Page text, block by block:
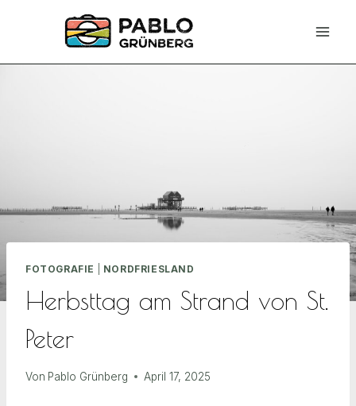
FOTOGRAFIE NORDFRIESLAND
Herbsttag am Strand von St.
Peter
Von Pablo Grünberg April 17, 2025